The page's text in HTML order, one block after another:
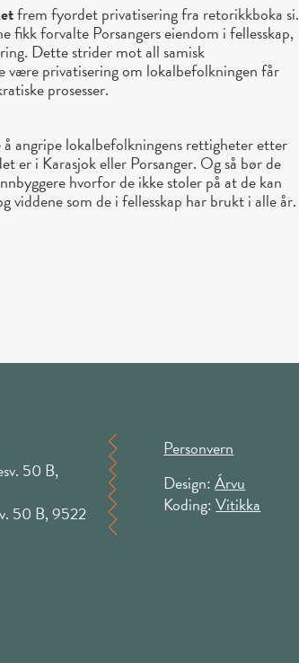
frem fyordet privatisering fra retorikkboka si.
fikk forvalte Porsangers eiendom i fellesskap,
Dette strider mot all samisk
være privatisering om lokalbefolkningen får
prosesser.
å angripe lokalbefolkningens rettigheter etter
er i Karasjok eller Porsanger. Og så bør de
hvorfor de ikke stoler på at de kan
viddene som de i fellesskap har brukt i alle år.
50 B,
50 B, 9522
Personvern
Design:Árvu
Koding:Vitikka